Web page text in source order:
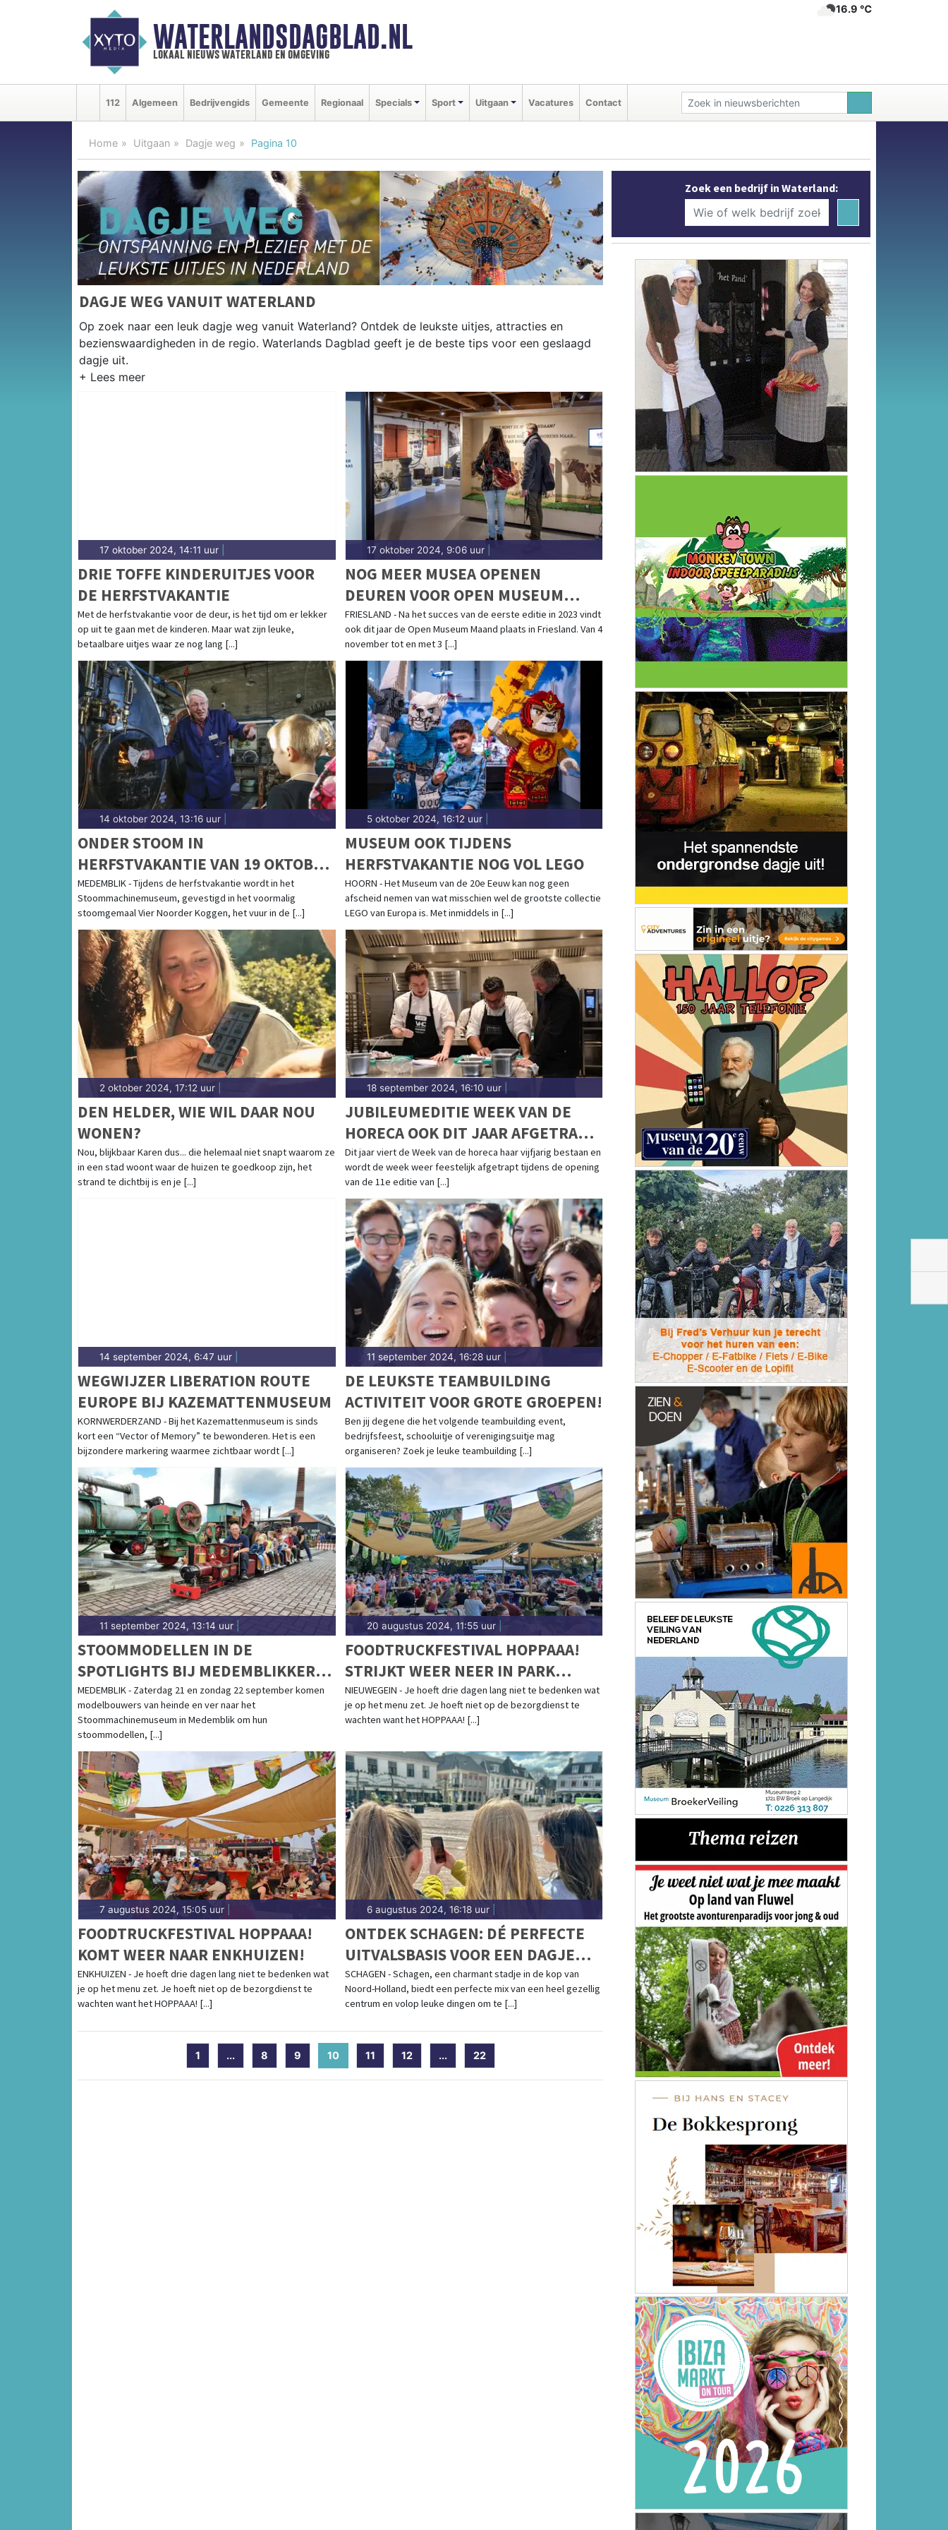
WATERLANDSDAGBLAD.NL
lokaal nieuws waterland en omgeving
16.9 ℃
112 Algemeen Bedrijvengids Gemeente Regionaal Specials Sport Uitgaan Vacatures Contact
Home Uitgaan Dagje weg Pagina 10
DAGJE WEG VANUIT WATERLAND
Op zoek naar een leuk dagje weg vanuit Waterland? Ontdek de leukste uitjes, attracties en
bezienswaardigheden in de regio. Waterlands Dagblad geeft je de beste tips voor een geslaagd
dagje uit.
17 oktober 2024, 14:11 uur
DRIE TOFFE KINDERUITJES VOOR
DE HERFSTVAKANTIE
Met de herfstvakantie voor de deur, is het tijd om er lekker
op uit te gaan met de kinderen. Maar wat zijn leuke,
betaalbare uitjes waar ze nog lang [...]
17 oktober 2024, 9:06 uur|
NOG MEER MUSEA OPENEN
DEUREN VOOR OPEN MUSEUM
MAAND IN FRIESLAND
FRIESLAND - Na het succes van de eerste editie in 2023 vindt
ook dit jaar de Open Museum Maand plaats in Friesland. Van 4
november tot en met 3 [...]
14 oktober 2024, 13:16 uur
ONDER STOOM IN
HERFSTVAKANTIE VAN 19 OKTOBER
TOT ZONDAG 3 NOVEMBER
MEDEMBLIK - Tijdens de herfstvakantie wordt in het
Stoommachinemuseum, gevestigd in het voormalig
stoomgemaal Vier Noorder Koggen, het vuur in de [...]
5 oktober 2024, 16:12 uur|
MUSEUM OOK TIJDENS
HERFSTVAKANTIE NOG VOL LEGO
HOORN - Het Museum van de 20e Eeuw kan nog geen
afscheid nemen van wat misschien wel de grootste collectie
LEGO van Europa is. Met inmiddels in [...]
2 oktober 2024, 17:12 uur
DEN HELDER, WIE WIL DAAR NOU
WONEN?
Nou, blijkbaar Karen dus... die helemaal niet snapt waarom ze
in een stad woont waar de huizen te goedkoop zijn, het
strand te dichtbij is en je [...]
18 september 2024, 16:10 uur|
JUBILEUMEDITIE WEEK VAN DE
HORECA OOK DIT JAAR AFGETRAPT
TIJDENS OPENING GASTVRIJ
ROTTERDAM
Dit jaar viert de Week van de horeca haar vijfjarig bestaan en
wordt de week weer feestelijk afgetrapt tijdens de opening
van de 11e editie van [...]
14 september 2024, 6:47 uur
WEGWIJZER LIBERATION ROUTE
EUROPE BIJ KAZEMATTENMUSEUM
KORNWERDERZAND - Bij het Kazemattenmuseum is sinds
kort een “Vector of Memory” te bewonderen. Het is een
bijzondere markering waarmee zichtbaar wordt [...]
11 september 2024, 16:28 uur|
DE LEUKSTE TEAMBUILDING
ACTIVITEIT VOOR GROTE GROEPEN!
Ben jij degene die het volgende teambuilding event,
bedrijfsfeest, schooluitje of verenigingsuitje mag
organiseren? Zoek je leuke teambuilding [...]
11 september 2024, 13:14 uur
STOOMMODELLEN IN DE
SPOTLIGHTS BIJ MEDEMBLIKKER
STEAMFAIR
MEDEMBLIK - Zaterdag 21 en zondag 22 september komen
modelbouwers van heinde en ver naar het
Stoommachinemuseum in Medemblik om hun
stoommodellen, [...]
20 augustus 2024, 11:55 uur|
FOODTRUCKFESTIVAL HOPPAAA!
STRIJKT WEER NEER IN PARK
KOKKEBOGAARD NIEUWEGEIN!
NIEUWEGEIN - Je hoeft drie dagen lang niet te bedenken wat
je op het menu zet. Je hoeft niet op de bezorgdienst te
wachten want het HOPPAAA! [...]
7 augustus 2024, 15:05 uur
FOODTRUCKFESTIVAL HOPPAAA!
KOMT WEER NAAR ENKHUIZEN!
ENKHUIZEN - Je hoeft drie dagen lang niet te bedenken wat
je op het menu zet. Je hoeft niet op de bezorgdienst te
wachten want het HOPPAAA! [...]
6 augustus 2024, 16:18 uur|
ONTDEK SCHAGEN: DÉ PERFECTE
UITVALSBASIS VOOR EEN DAGJE
UIT OF WEEKENDJE WEG
SCHAGEN - Schagen, een charmant stadje in de kop van
Noord-Holland, biedt een perfecte mix van een heel gezellig
centrum en volop leuke dingen om te [...]
1 ... 8 9 10 (current)
11 12 ... 22
Zoek een bedrijf in Waterland: